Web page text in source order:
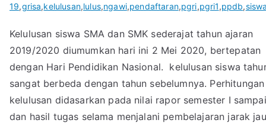
19,grisa,kelulusan,lulus,ngawi,pendaftaran,pgri,pgri1,ppdb,
Kelulusan siswa SMA dan SMK sederajat tahun ajaran
2019/2020 diumumkan hari ini 2 Mei 2020, bertepatan
dengan Hari Pendidikan Nasional. kelulusan siswa
sangat berbeda dengan tahun sebelumnya. Perhitungan
kelulusan didasarkan pada nilai rapor semester I
dan hasil tugas selama menjalani pembelajaran jarak